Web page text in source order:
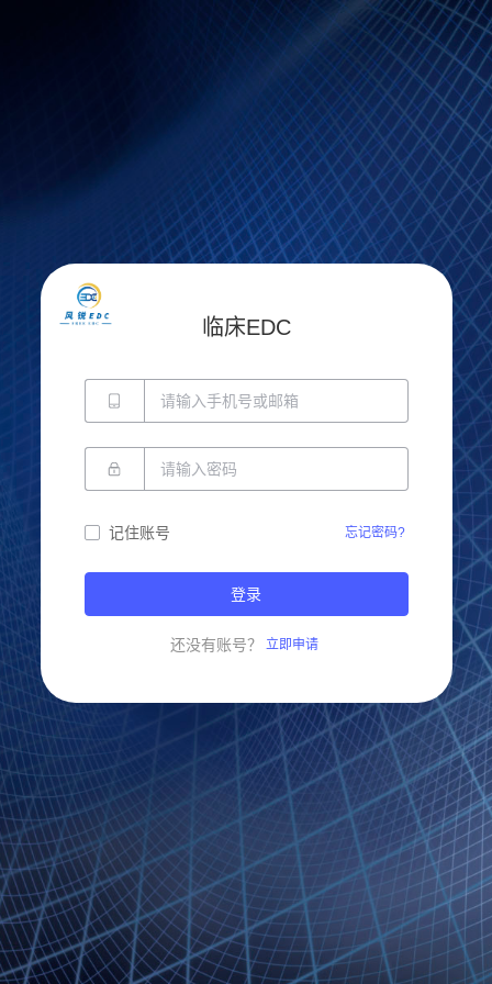
临床EDC
记住账号 忘记密码?
登录
还没有账号？ 立即申请